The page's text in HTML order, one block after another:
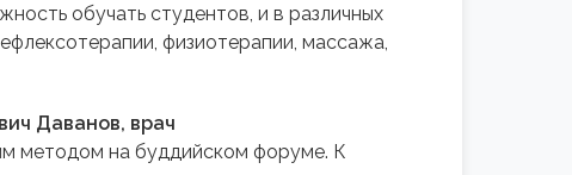
обучать студентов, и в различных
физиотерапии, массажа,
Даванов, врач
методом на буддийском форуме. К